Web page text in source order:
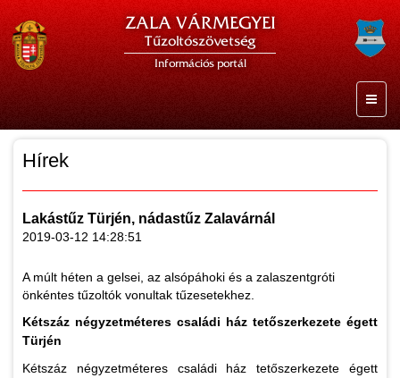
ZALA VÁRMEGYEI
Tűzoltószövetség
Információs portál
Hírek
Lakástűz Türjén, nádastűz Zalavárnál
2019-03-12 14:28:51
A múlt héten a gelsei, az alsópáhoki és a zalaszentgróti
önkéntes tűzoltók vonultak tűzesetekhez.
Kétszáz négyzetméteres családi ház tetőszerkezete égett
Türjén
Kétszáz négyzetméteres családi ház tetőszerkezete égett